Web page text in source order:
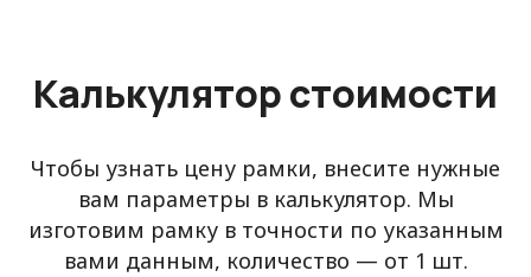
Калькулятор стоимости
Чтобы узнать цену рамки, внесите нужные
вам параметры в калькулятор. Мы
изготовим рамку в точности по указанным
вами данным, количество — от 1 шт.